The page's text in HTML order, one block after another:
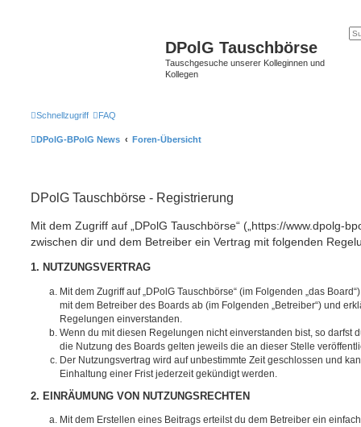
DPolG Tauschbörse
Tauschgesuche unserer Kolleginnen und
Kollegen
Schnellzugriff FAQ
DPolG-BPolG News Foren-Übersicht
DPolG Tauschbörse - Registrierung
Mit dem Zugriff auf „DPolG Tauschbörse“ („https://www.dpolg-
zwischen dir und dem Betreiber ein Vertrag mit folgenden
1. NUTZUNGSVERTRAG
Mit dem Zugriff auf „DPolG Tauschbörse“ (im Folgenden „das
mit dem Betreiber des Boards ab (im Folgenden „Betreiber“) und
Regelungen einverstanden.
Wenn du mit diesen Regelungen nicht einverstanden bist, so darfst
die Nutzung des Boards gelten jeweils die an dieser Stelle
Der Nutzungsvertrag wird auf unbestimmte Zeit geschlossen und
Einhaltung einer Frist jederzeit gekündigt werden.
2. EINRÄUMUNG VON NUTZUNGSRECHTEN
Mit dem Erstellen eines Beitrags erteilst du dem Betreiber ein